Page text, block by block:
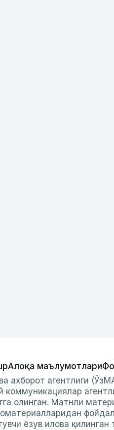
Алоқа маълумотлари
ахборот агентлиги
олинган. Матнли
ёзув илова